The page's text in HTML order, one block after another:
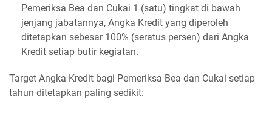
Pemeriksa Bea dan Cukai 1 (satu) tingkat di bawah
jenjang jabatannya, Angka Kredit yang diperoleh
ditetapkan sebesar 100% (seratus persen) dari Angka
Kredit setiap butir kegiatan.
Target Angka Kredit bagi Pemeriksa Bea dan Cukai setiap
tahun ditetapkan paling sedikit: